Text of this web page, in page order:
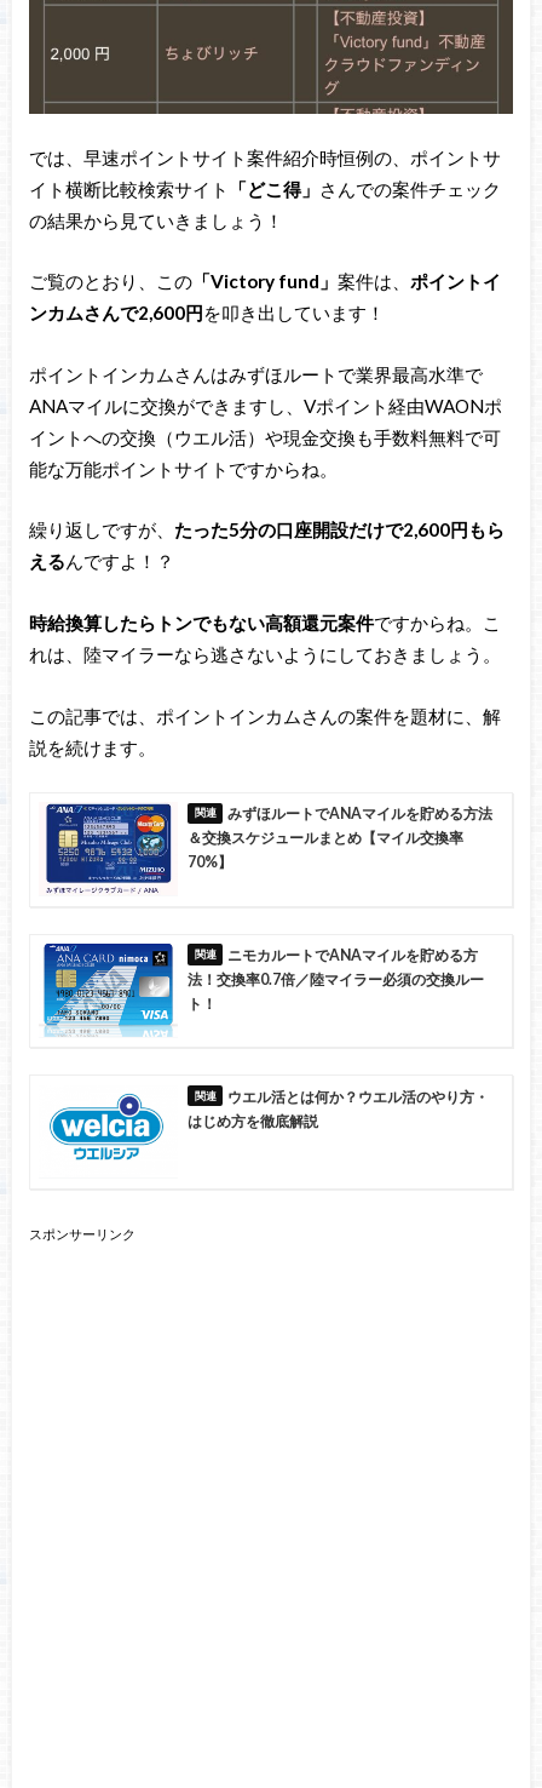
では、早速ポイントサイト案件紹介時恒例の、ポイントサ
イト横断比較検索サイト
「どこ得」 さんでの案件チェック
の結果から見ていきましょう！
ご覧のとおり、この「Victory fund」 案件は、 ポイントイ
ンカムさんで2,600円を叩き出しています！
ポイントインカムさんはみずほルートで業界最高水準で
ANAマイルに交換ができますし、Vポイント経由WAONポ
イントへの交換（ウエル活）や現金交換も手数料無料で可
能な万能ポイントサイトですからね。
繰り返しですが、 たった5分の口座開設だけで2,600円 もら
えるんですよ！？
時給換算したらトンでもない高額還元案件ですからね。こ
れは、陸マイラーなら逃さないようにしておきましょう。
この記事では、ポイントインカムさんの案件を題材に、解
説を続けます。
みずほルートでANAマイルを貯める方法
＆交換スケジュールまとめ【マイル交換率
70%】
ニモカルートでANAマイルを貯める方
法！交換率0.7倍／陸マイラー必須の交換ルー
ト！
ウエル活とは何か？ウエル活のやり方・
はじめ方を徹底解説
スポンサーリンク